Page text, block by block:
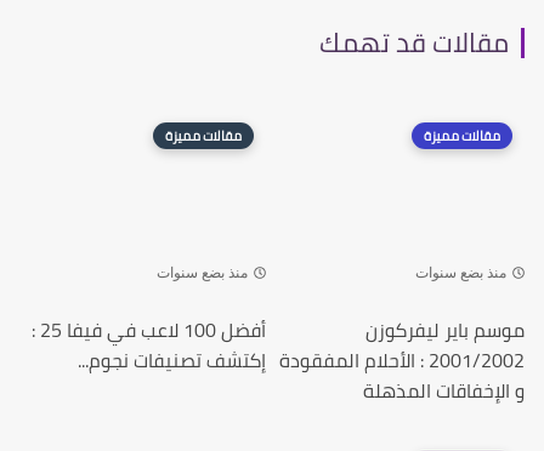
مقالات قد تهمك
مقالات مميزة
منذ بضع سنوات
موسم باير ليفركوزن
2001/2002 : الأحلام المفقودة
و الإخفاقات المذهلة
مقالات مميزة
منذ بضع سنوات
أفضل 100 لاعب في فيفا 25 :
إكتشف تصنيفات نجوم...